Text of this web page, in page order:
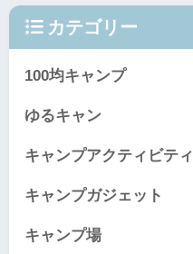
カテゴリー
100均キャンプ
ゆるキャン
キャンプアクティビティ
キャンプガジェット
キャンプ場